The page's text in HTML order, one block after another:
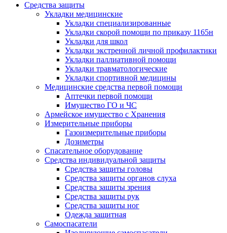
Средства защиты
Укладки медицинские
Укладки специализированные
Укладки скорой помощи по приказу 1165н
Укладки для школ
Укладки экстренной личной профилактики
Укладки паллиативной помощи
Укладки травматологические
Укладки спортивной медицины
Медицинские средства первой помощи
Аптечки первой помощи
Имущество ГО и ЧС
Армейское имущество с Хранения
Измерительные приборы
Газоизмерительные приборы
Дозиметры
Спасательное оборудование
Средства индивидуальной защиты
Средства защиты головы
Средства защиты органов слуха
Средства зашиты зрения
Средства защиты рук
Средства защиты ног
Одежда защитная
Самоспасатели